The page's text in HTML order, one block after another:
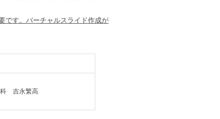
です。バーチャルスライド作成が
科 吉永繁高